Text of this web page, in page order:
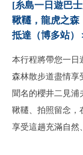
[糸島一日遊巴
鞦韆，龍虎之森
抵達（博多站）
本行程將帶您一日
森林散步道盡情享
聞名的櫻井二見浦
鞦韆、拍照留念，
享受這趟充滿自